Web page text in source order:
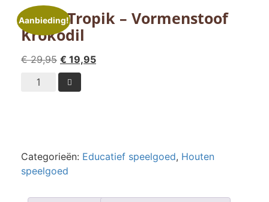
Aanbieding!
Janod Tropik – Vormenstoof
Krokodil
€29,95 Oorspronkelijke
prijs
was:
€ 19,95Huidige
Janod
aantal

Categorieën: Educatief speelgoed, Houten
speelgoed